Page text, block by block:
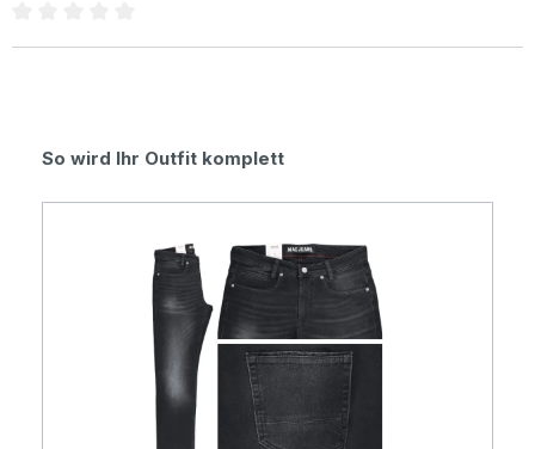
Produktgalerie überspringen
So wird Ihr Outfit komplett